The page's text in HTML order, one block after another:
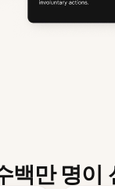
백만 명이